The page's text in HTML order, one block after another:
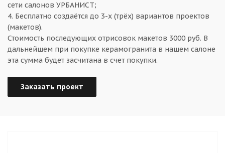
сети салонов УРБАНИСТ;
4. Бесплатно создаётся до 3-х (трёх) вариантов проектов
(макетов).
Стоимость последующих отрисовок макетов 3000 руб. В
дальнейшем при покупке керамогранита в нашем салоне
эта сумма будет засчитана в счет покупки.
Заказать проект